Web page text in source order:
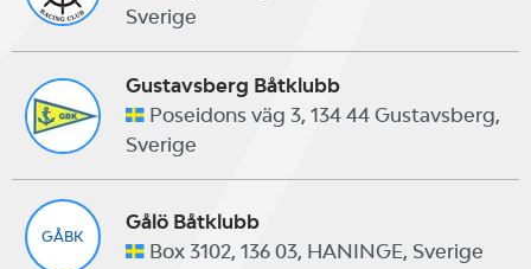
Sverige
Gustavsberg Båtklubb
Poseidons väg 3, 134 44 Gustavsberg,
Sverige
GÅBK
Gålö Båtklubb
Box 3102, 136 03, HANINGE, Sverige